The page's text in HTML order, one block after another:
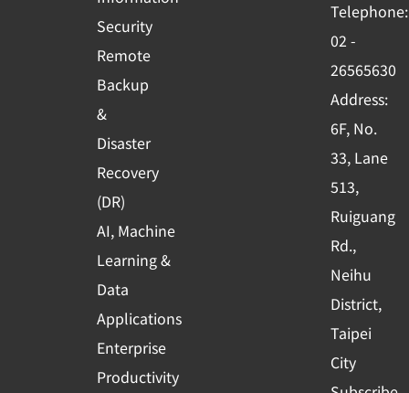
Security
Remote
Backup
&
Disaster
Recovery
(DR)
AI, Machine
Learning &
Data
Applications
Enterprise
Productivity
o
k
-
s
q
u
a
r
e
e
i
n
Telephone:
02 -
26565630
Address:
6F, No.
33, Lane
513,
Ruiguang
Rd.,
Neihu
District,
Taipei
City